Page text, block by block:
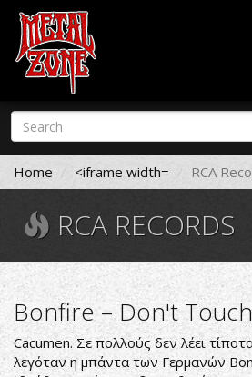
Skip
main
content
Search
form
Search
Home <iframe width= RCA
RCA RECORDS
Bonfire – Don't
Cacumen. Σε πολλούς δεν λέει
λεγόταν η μπάντα των Γερμανών